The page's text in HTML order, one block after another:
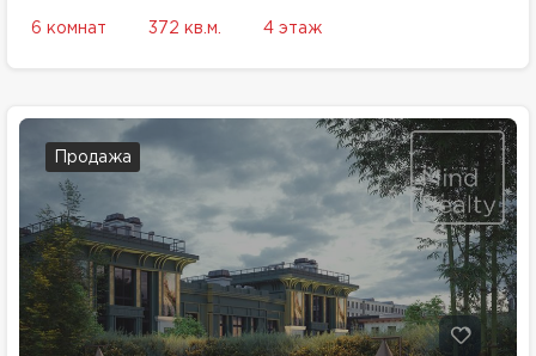
6 комнат 372 кв.м. 4 этаж
Продажа